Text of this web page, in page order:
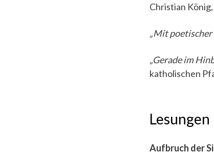
Christian
„Mit poetischer
„Gerade im
katholischen
Lesungen
Aufbruch der